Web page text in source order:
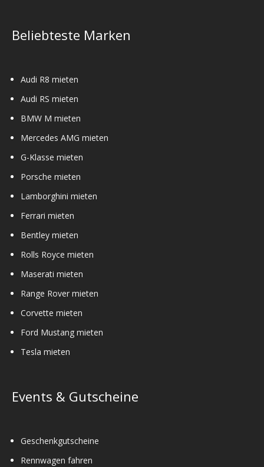
Beliebteste Marken
Audi R8 mieten
Audi RS mieten
BMW M mieten
Mercedes AMG mieten
G-Klasse mieten
Porsche mieten
Lamborghini mieten
Ferrari mieten
Bentley mieten
Rolls Royce mieten
Maserati mieten
Range Rover mieten
Corvette mieten
Ford Mustang mieten
Tesla mieten
Events & Gutscheine
Geschenkgutscheine
Rennwagen fahren